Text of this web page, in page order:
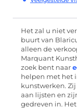
Het zal u niet
buurt van
alleen de
Marquant
zoek bent naar
helpen met het
kunstwerken.
aan lijsten en
gedreven in.